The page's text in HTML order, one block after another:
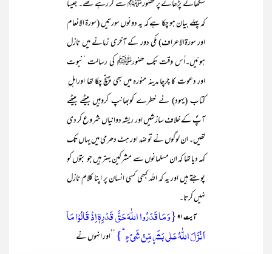
سکھانے پڑھانے پر حضورﷺ سے کر رہے تھے۔ جیسا
کہ پہلے بیان ہو چکا ہے کہ یہ دونوں سورتیں (سورۃ الانعام
اور سورۃالاعراف) مکی دور کے آخری زمانے میں نازل
ہوئیں۔اُس وقت تک حضورﷺ کی رسالت ‘نبوت
اور دعوت کا چرچا مدینہ منورہ میں بھی پہنچ چکا تھا اوراہل ِ
کتاب (یہود) نے خطرے کوبھانپ کروہیں بیٹھے بیٹھے
آپؐ کے خلاف سازشیں اور ریشہ دوانیاں شروع کر دی
تھیں۔ ان لوگوں نے تو ضد اور ہٹ دھرمی میں یہاں تک
کہہ دیا تھا کہ ان مسلمانوں سے مشرکین بہتر ہیں جو بتوں کو
پوجتے ہیں اور یہ کہ اللہ کبھی کسی انسان پر اپنا کلام نازل
نہیں کرتا۔
آیت ۹۱ {وَ مَا قَدَرُوا اللّٰہَ حَقَّ قَدۡرِہٖۤ اِذۡ قَالُوۡا مَاۤ
اَنۡزَلَ اللّٰہُ عَلٰی بَشَرٍ مِّنۡ شَیۡءٍ ؕ} ’’اور انہوں نے